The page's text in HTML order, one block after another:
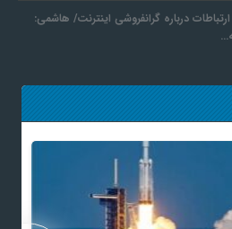
درباره گرانفروشی اینترنت/ هاشمی: